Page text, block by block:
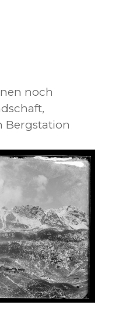
noch
Bergstation